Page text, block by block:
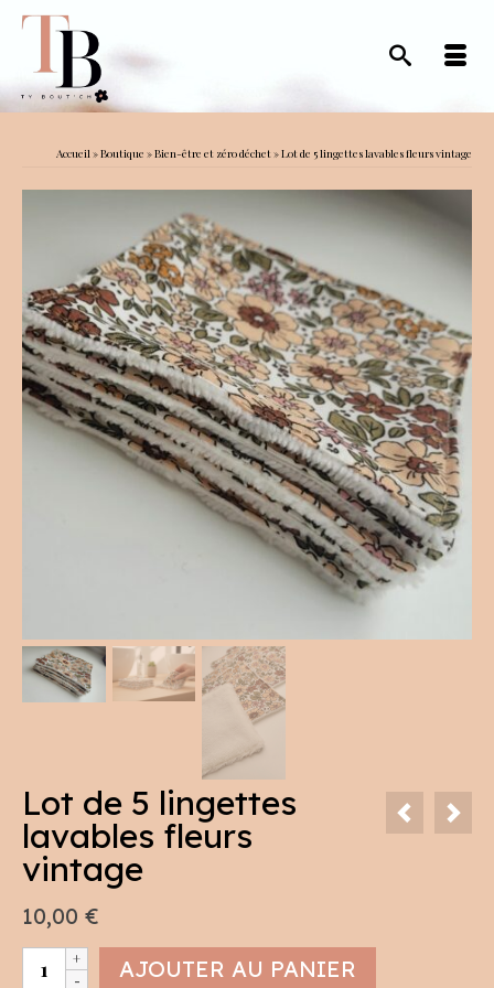
Accueil»Boutique »Bien-être et zéro déchet»Lot de 5 lingettes lavables fleurs vintage
Lot de 5 lingettes
lavables fleurs
vintage
10,00 €
quantité
AJOUTER AU PANIER